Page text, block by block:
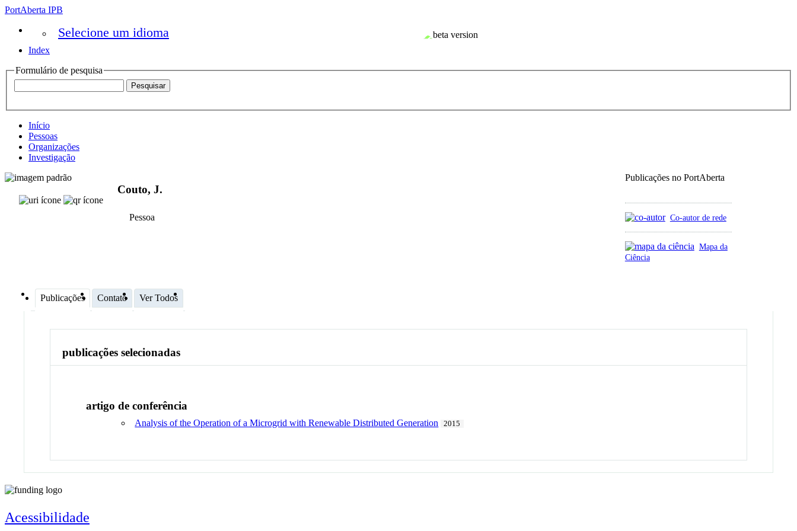
PortAberta IPB
Selecione um idioma
Index
Formulário de pesquisa
Início
Pessoas
Organizações
Investigação
Publicações no PortAberta
Co-autor de rede
Mapa da
Ciência
Couto, J.
Pessoa
Publicações Contato Ver Todos
publicações selecionadas
artigo de conferência
Analysis of the Operation of a Microgrid with Renewable Distributed Generation 2015
Acessibilidade